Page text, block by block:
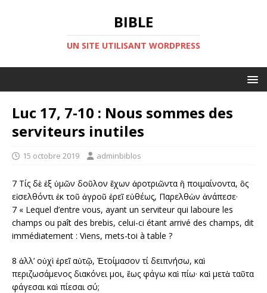
BIBLE
UN SITE UTILISANT WORDPRESS
Luc 17, 7-10 : Nous sommes des
serviteurs inutiles
15 octobre 2019 adminbiblos
7 Tίς δὲ ἐξ ὑμῶν δοῦλον ἔχων ἀροτριῶντα ἢ ποιμαίνοντα, ὃς
εἰσελθόντι ἐκ τοῦ ἀγροῦ ἐρεῖ εὐθέως, Παρελθὼν ἀνάπεσε·
7 « Lequel d’entre vous, ayant un serviteur qui laboure les
champs ou paît des brebis, celui-ci étant arrivé des champs, dit
immédiatement : Viens, mets-toi à table ?
8 ἀλλ’ οὐχὶ ἐρεῖ αὐτῷ, Ἑτοίμασον τί δειπνήσω, καὶ
περιζωσάμενος διακόνει μοι, ἕως φάγω καὶ πίω· καὶ μετὰ ταῦτα
φάγεσαι καὶ πίεσαι σύ;